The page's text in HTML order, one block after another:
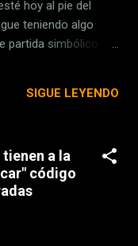
clínicos,
y han
de ma...
hoy al pie del
teniendo algo
partida simbólico
hoy es
Apuntarlos en un
confiar
fuerza de
SIGUE LEYENDO
a la
código